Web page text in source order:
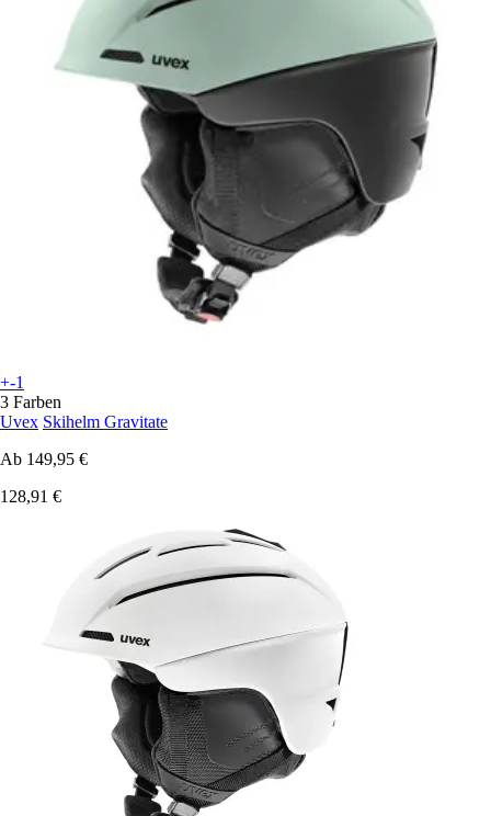
+-1
3 Farben
Uvex Skihelm Gravitate
Ab 149,95 €
128,91 €